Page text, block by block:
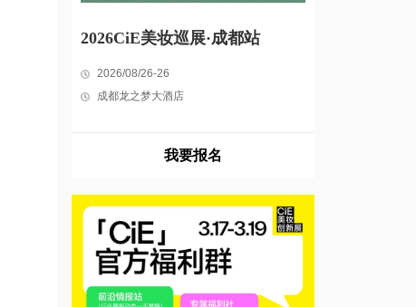
2026CiE美妆巡展·成都站
2026/08/26-26
成都龙之梦大酒店
我要报名